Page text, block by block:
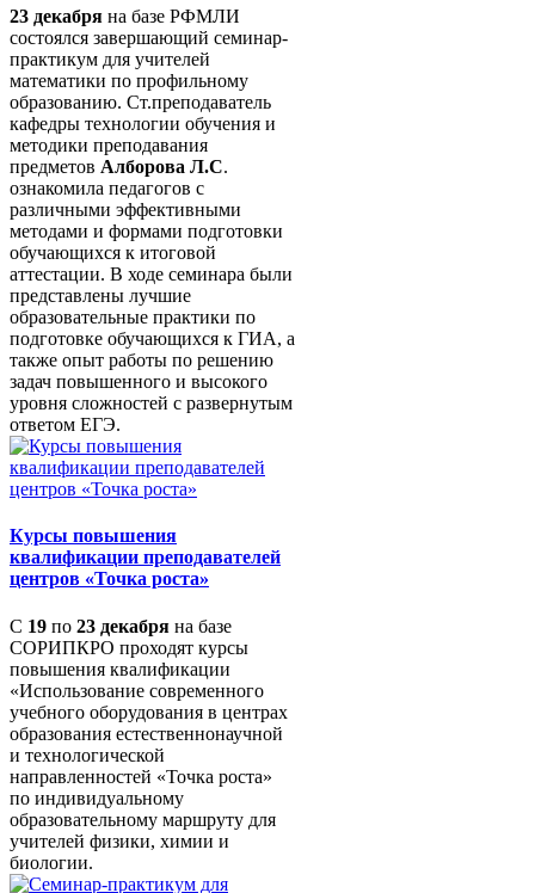
23 декабря на базе РФМЛИ
состоялся завершающий семинар-
практикум для учителей
математики по профильному
образованию. Ст.преподаватель
кафедры технологии обучения и
методики преподавания
предметов Алборова Л.С.
ознакомила педагогов с
различными эффективными
методами и формами подготовки
обучающихся к итоговой
аттестации. В ходе семинара были
представлены лучшие
образовательные практики по
подготовке обучающихся к ГИА, а
также опыт работы по решению
задач повышенного и высокого
уровня сложностей с развернутым
ответом ЕГЭ.
Курсы повышения
квалификации преподавателей
центров «Точка роста»
С 19 по 23 декабря на базе
СОРИПКРО проходят курсы
повышения квалификации
«Использование современного
учебного оборудования в центрах
образования естественнонаучной
и технологической
направленностей «Точка роста»
по индивидуальному
образовательному маршруту для
учителей физики, химии и
биологии.